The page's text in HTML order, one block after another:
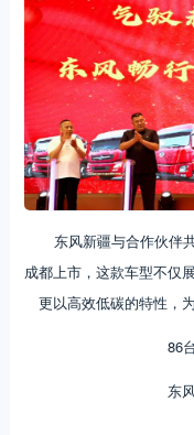
东风新疆与合作伙伴
成都上市，这款车型不仅
更以高效低碳的特性，
86
东